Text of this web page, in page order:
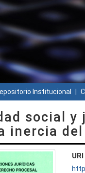
Institucional
social
inercia
URI